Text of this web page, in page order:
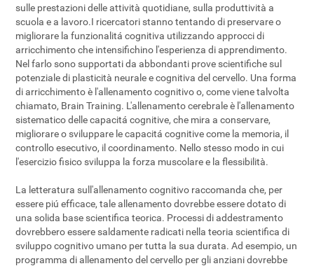
sulle prestazioni delle attività quotidiane, sulla produttività a
scuola e a lavoro.I ricercatori stanno tentando di preservare o
migliorare la funzionalitá cognitiva utilizzando approcci di
arricchimento che intensifichino l'esperienza di apprendimento.
Nel farlo sono supportati da abbondanti prove scientifiche sul
potenziale di plasticità neurale e cognitiva del cervello. Una forma
di arricchimento è l'allenamento cognitivo o, come viene talvolta
chiamato, Brain Training. L'allenamento cerebrale è l'allenamento
sistematico delle capacitá cognitive, che mira a conservare,
migliorare o sviluppare le capacitá cognitive come la memoria, il
controllo esecutivo, il coordinamento. Nello stesso modo in cui
l'esercizio fisico sviluppa la forza muscolare e la flessibilità.
La letteratura sull'allenamento cognitivo raccomanda che, per
essere piú efficace, tale allenamento dovrebbe essere dotato di
una solida base scientifica teorica. Processi di addestramento
dovrebbero essere saldamente radicati nella teoria scientifica di
sviluppo cognitivo umano per tutta la sua durata. Ad esempio, un
programma di allenamento del cervello per gli anziani dovrebbe